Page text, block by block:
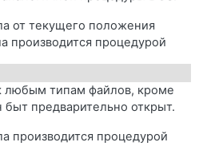
от текущего положения
производится процедурой
любым типам файлов, кроме
предварительно открыт.
производится процедурой